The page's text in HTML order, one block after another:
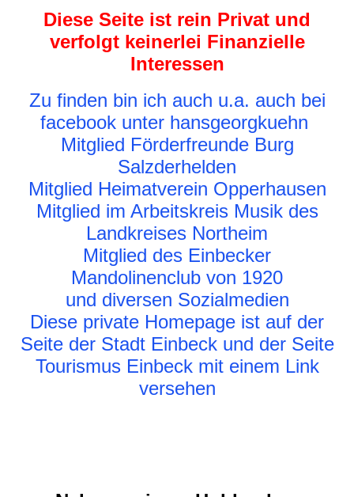
Diese Seite ist rein Privat und
verfolgt keinerlei Finanzielle
Interessen
Zu finden bin ich auch u.a. auch bei
facebook unter hansgeorgkuehn
Mitglied Förderfreunde Burg
Salzderhelden
Mitglied Heimatverein Opperhausen
Mitglied im Arbeitskreis Musik des
Landkreises Northeim
Mitglied des Einbecker
Mandolinenclub von 1920
und diversen Sozialmedien
Diese private Homepage ist auf der
Seite der Stadt Einbeck und der Seite
Tourismus Einbeck mit einem Link
versehen